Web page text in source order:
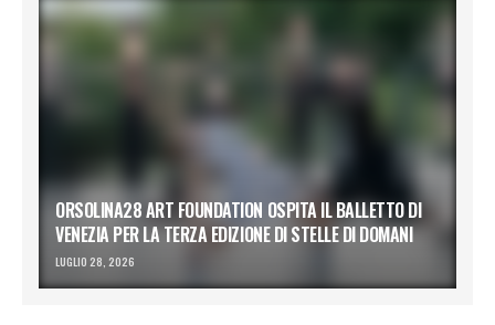
ORSOLINA28 ART FOUNDATION OSPITA IL BALLETTO DI
VENEZIA PER LA TERZA EDIZIONE DI STELLE DI DOMANI
LUGLIO 28, 2026